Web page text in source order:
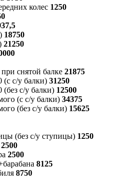
колес 1250
18750
21250
снятой балке 21875
(с с/у балки) 31250
с/у балки) 12500
(с с/у балки) 34375
(без с/у балки) 15625
(без с/у ступицы) 1250
2500
2500
8125
8750